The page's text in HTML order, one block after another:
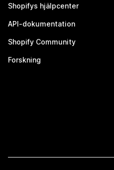
Shopifys hjälpcenter
API-dokumentation
Shopify Community
Forskning